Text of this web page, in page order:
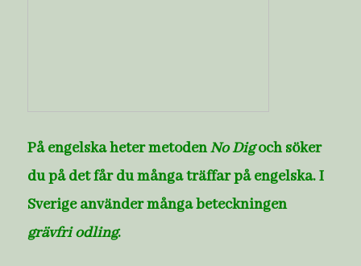
På engelska heter metodenNo Digoch söker
du på det får du många träffar på engelska. I
Sverige använder många beteckningen
grävfri odling.